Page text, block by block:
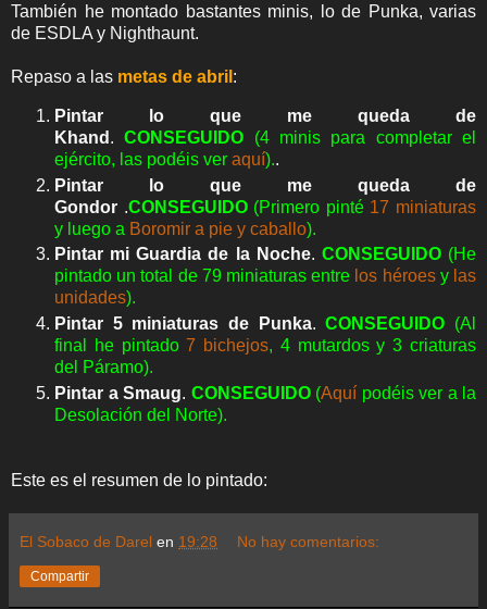
También he montado bastantes minis, lo de Punka, varias
de ESDLA y Nighthaunt.
Repaso a las metas de abril :
Pintar lo que me queda de
Khand .CONSEGUIDO (4 minis para completar el
ejército, las podéis ver aquí)..
Pintar lo que me queda de
Gondor .CONSEGUIDO(Primero pinté 17 miniaturas
y luego a Boromir a pie y caballo).
Pintar mi Guardia de la Noche. CONSEGUIDO(He
pintado un total de 79 miniaturas entre los héroesy las
unidades).
Pintar 5 miniaturas de Punka.CONSEGUIDO (Al
final he pintado7 bichejos, 4 mutardos y 3 criaturas
del Páramo).
Pintar a Smaug. CONSEGUIDO(Aquí podéis ver a la
Desolación del Norte).
Este es el resumen de lo pintado:
El Sobaco de Darel en 19:28 No hay comentarios:
Compartir